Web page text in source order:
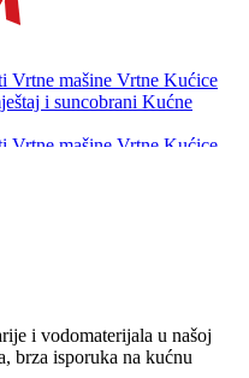
Vrtne mašine Vrtne Kućice
i suncobrani Kućne
Vrtne mašine Vrtne Kućice
i vodomaterijala u našoj
brza isporuka na kućnu